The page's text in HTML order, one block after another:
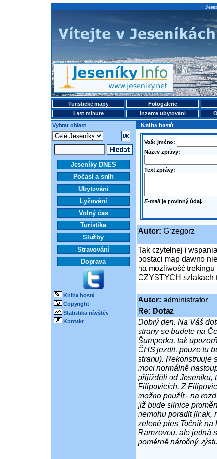
Turistické mapy
Fotogalerie
Last minute
Inzerce ubytování
Vybrat oblast
Kniha hostů
Jeseníky DNES
Počasí a sníh
Ubytování
Lyžování
Volný čas
Turistika
Služby
Stravování
Doprava
Kniha hostů
Copyright
Statistika návštěv
Kontakt
Vaše jméno:
Název zprávy:
Text zprávy:
E-mailje povinný údaj.
Autor: Grzegorz
Tak czytelnej i
postaci map dawno
na możliwość
CZYSTYCH szlakach
Autor: administrator
Re: Dotaz
Dobrý den. Na Váš
strany se budete na
Šumperka, tak
ČHS jezdit, pouze tu
stranu). Rekonstruuje
moci normálně
přijížděli od Jeseníku,
Filipovicích. Z
možno použít - na
již bude silnice
nemohu poradit jinak,
zelené přes Točník na
Ramzovou, ale jedná
poměrně náročný